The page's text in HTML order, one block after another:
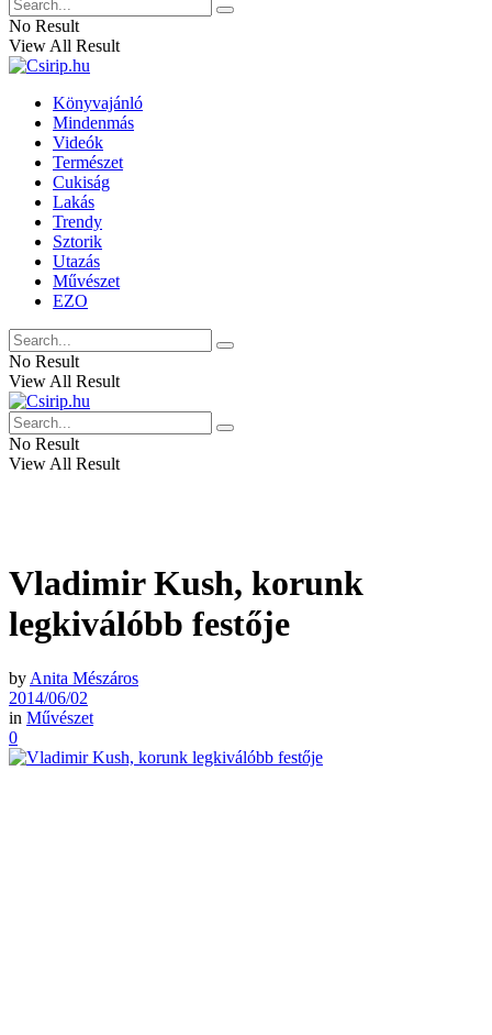
No Result
View All Result
Könyvajánló
Mindenmás
Videók
Természet
Cukiság
Lakás
Trendy
Sztorik
Utazás
Művészet
EZO
No Result
View All Result
No Result
View All Result
Vladimir Kush, korunk
legkiválóbb festője
by Anita Mészáros
2014/06/02
in Művészet
0